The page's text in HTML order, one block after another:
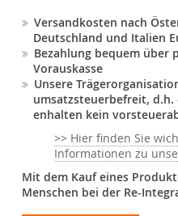
Versandkosten nach
Deutschland und Italien
Bezahlung bequem über
Vorauskasse
Unsere
umsatzsteuerbefreit, d.h.
enhalten kein
>> Hier finden Sie
Informationen zu
Mit dem Kauf eines
Menschen bei der Re-